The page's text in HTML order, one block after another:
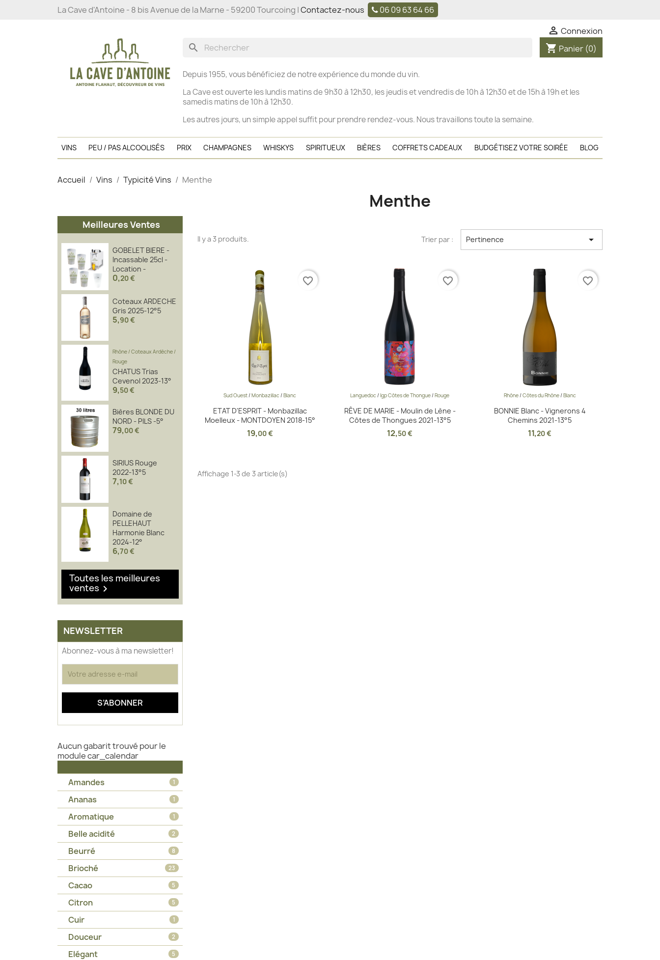
La Cave d'Antoine - 8 bis Avenue de la Marne - 59200 Tourcoing |Contactez-nous 06 09 63 64 66
 Connexion
search shopping_cart Panier (0)
Depuis 1955, vous bénéficiez de notre expérience du monde du vin.
La Cave est ouverte leslundis matins de 9h30 à 12h30, les jeudis et vendredis de 10h à 12h30 et de 15h à 19h et les
samedis matins de 10h à 12h30.
Les autres jours, un simple appel suffit pour prendre rendez-vous. Nous travaillons toute la semaine.
VINS PEU / PAS ALCOOLISÉS PRIX CHAMPAGNES WHISKYS SPIRITUEUX BIÈRES COFFRETS CADEAUX BUDGÉTISEZ VOTRE SOIRÉE BLOG
Accueil Vins Typicité Vins Menthe
Meilleures Ventes
GOBELET BIERE -
Incassable 25cl -
Location -
0,20 €
Coteaux ARDECHE
Gris 2025-12°5
5,90 €
Rhône/Coteaux Ardèche/
Rouge
CHATUS Trias
Cevenol 2023-13°
9,50 €
Bières BLONDE DU
NORD - PILS -5°
79,00 €
SIRIUS Rouge
2022-13°5
7,10 €
Domaine de
PELLEHAUT
Harmonie Blanc
2024-12°
6,70 €
Toutes les meilleures
ventes 
NEWSLETTER
Abonnez-vous à ma newsletter!
Aucun gabarit trouvé pour le
module car_calendar
Amandes 1
Ananas 1
Aromatique 1
Belle acidité 2
Beurré 8
Brioché 23
Cacao 5
Citron 5
Cuir 1
Douceur 2
Elégant 5
Menthe
Il y a 3 produits. Trier par : Pertinence 
Aperçu rapide
Sud Ouest/Monbazillac/Blanc
ETAT D'ESPRIT - Monbazillac
Moelleux - MONTDOYEN 2018-15°
19,00 €
favorite_border
Aperçu rapide
Languedoc/Igp Côtes de Thongue/Rouge
RÊVE DE MARIE - Moulin de Lène -
Côtes de Thongues 2021-13°5
12,50 €
favorite_border
Aperçu rapide
Rhône/Côtes du Rhône/Blanc
BONNIE Blanc - Vignerons 4
Chemins 2021-13°5
11,20 €
favorite_border
Affichage 1-3 de 3 article(s)